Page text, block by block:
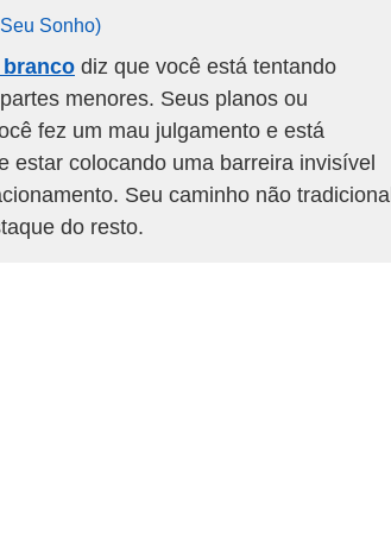
Sonho)
diz que você está tentando
menores. Seus planos ou
fez um mau julgamento e está
estar colocando uma barreira invisível
Seu caminho não tradicional
do resto.